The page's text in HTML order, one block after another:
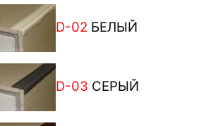
D-02 БЕЛЫЙ
D-03 СЕРЫЙ